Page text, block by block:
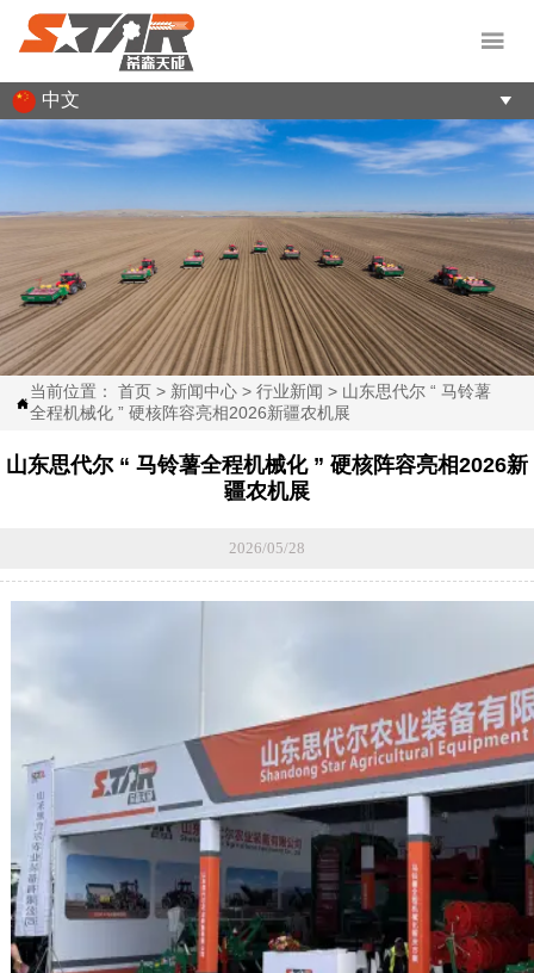

中文 

当前位置：首页 > 新闻中心 >行业新闻 > 山东思代尔 “ 马铃薯
全程机械化 ” 硬核阵容亮相2026新疆农机展
山东思代尔 “ 马铃薯全程机械化 ” 硬核阵容亮相2026新
疆农机展
2026/05/28